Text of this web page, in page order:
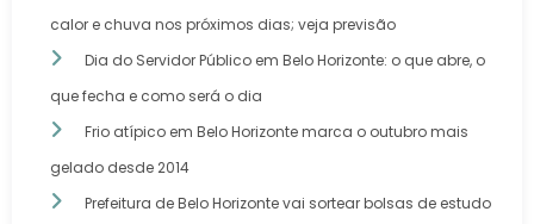
calor e chuva nos próximos dias; veja previsão
Dia do Servidor Público em Belo Horizonte: o que abre, o
que fecha e como será o dia
Frio atípico em Belo Horizonte marca o outubro mais
gelado desde 2014
Prefeitura de Belo Horizonte vai sortear bolsas de estudo